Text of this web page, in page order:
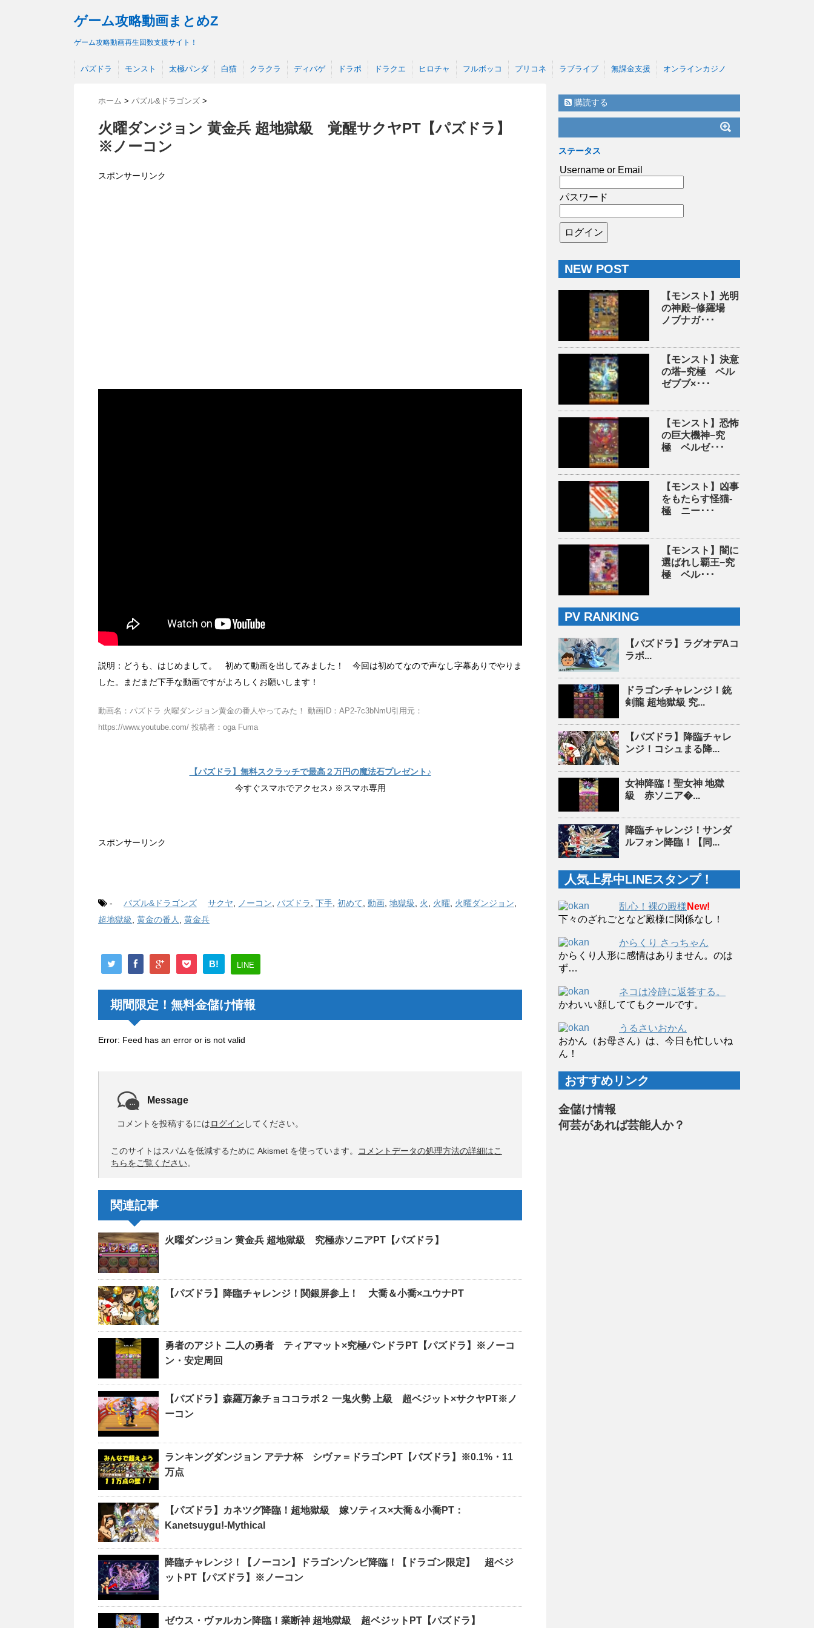
ゲーム攻略動画まとめZ
ゲーム攻略動画再生回数支援サイト！
パズドラ モンスト 太極パンダ 白猫 クラクラ ディバゲ ドラポ ドラクエ ヒロチャ フルボッコ プリコネ ラブライブ 無課金支援 オンラインカジノ
ホーム > パズル&ドラゴンズ >
火曜ダンジョン 黄金兵 超地獄級 覚醒サクヤPT【パズドラ】
※ノーコン
スポンサーリンク
説明：どうも、はじめまして。 初めて動画を出してみました！ 今回は初めてなので声なし字幕ありでやりま
した。まだまだ下手な動画ですがよろしくお­願いします！
動画名：パズドラ 火曜ダンジョン黄金の番人やってみた！ 動画ID：AP2-7c3bNmU引用元：
https://www.youtube.com/ 投稿者：oga Fuma
【パズドラ】無料スクラッチで最高２万円の魔法石プレゼント♪
今すぐスマホでアクセス♪ ※スマホ専用
スポンサーリンク
- パズル&ドラゴンズ サクヤ ノーコン パズドラ 下手 初めて 動画 地獄級 火 火曜 火曜ダンジョン
超地獄級
黄金の番人 黄金兵
B! LINE
期間限定！無料金儲け情報
Error: Feed has an error or is not valid
Message
コメントを投稿するにはログイン してください。
このサイトはスパムを低減するために Akismet を使っています。
コメントデータの処理方法の詳細はこ
ちらをご覧ください。
関連記事
火曜ダンジョン 黄金兵 超地獄級 究極赤ソニアPT【パズドラ】
【パズドラ】降臨チャレンジ！関銀屏参上！ 大喬＆小喬×ユウナPT
勇者のアジト 二人の勇者 ティアマット×究極パンドラPT【パズドラ】※ノーコ
ン・安定周回
【パズドラ】森羅万象チョココラボ２ 一鬼火勢 上級 超ベジット×サクヤPT※ノ
ーコン
ランキングダンジョン アテナ杯 シヴァ＝ドラゴンPT【パズドラ】※0.1%・11
万点
【パズドラ】カネツグ降臨！超地獄級 嫁ソティス×大喬＆小喬PT：
Kanetsuygu!-Mythical
降臨チャレンジ！【ノーコン】ドラゴンゾンビ降臨！【ドラゴン限定】 超ベジ
ットPT【パズドラ】※ノーコン
ゼウス・ヴァルカン降臨！業断神 超地獄級 超ベジットPT【パズドラ】
購読する
ステータス
Username or Email
パスワード
NEW POST
【モンスト】光明
の神殿−修羅場
ノブナガ･･･
【モンスト】決意
の塔−究極 ベル
ゼブブ×･･･
【モンスト】恐怖
の巨大機神−究
極 ベルゼ･･･
【モンスト】凶事
をもたらす怪猫-
極 ニー･･･
【モンスト】闇に
選ばれし覇王−究
極 ベル･･･
PV RANKING
【パズドラ】ラグオデAコ
ラボ...
ドラゴンチャレンジ！銃
剣龍 超地獄級 究...
【パズドラ】降臨チャレ
ンジ！コシュまる降...
女神降臨！聖女神 地獄
級 赤ソニア�...
降臨チャレンジ！サンダ
ルフォン降臨！【同...
人気上昇中LINEスタンプ！
乱心！裸の殿様 New!
下々のざれごとなど殿様に関係なし！
からくり さっちゃん
からくり人形に感情はありません。のは
ず…
ネコは冷静に返答する。
かわいい顔しててもクールです。
うるさいおかん
おかん（お母さん）は、今日も忙しいね
ん！
おすすめリンク
金儲け情報
何芸があれば芸能人か？